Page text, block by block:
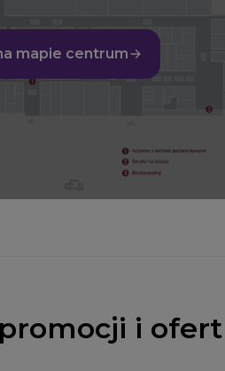
mapie centrum
i ofert